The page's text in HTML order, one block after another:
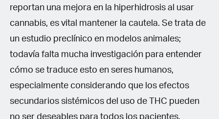
reportan una mejora en la hiperhidrosis al usar
cannabis, es vital mantener la cautela. Se trata de
un estudio preclínico en modelos animales;
todavía falta mucha investigación para entender
cómo se traduce esto en seres humanos,
especialmente considerando que los efectos
secundarios sistémicos del uso de THC pueden
no ser deseables para todos los pacientes.